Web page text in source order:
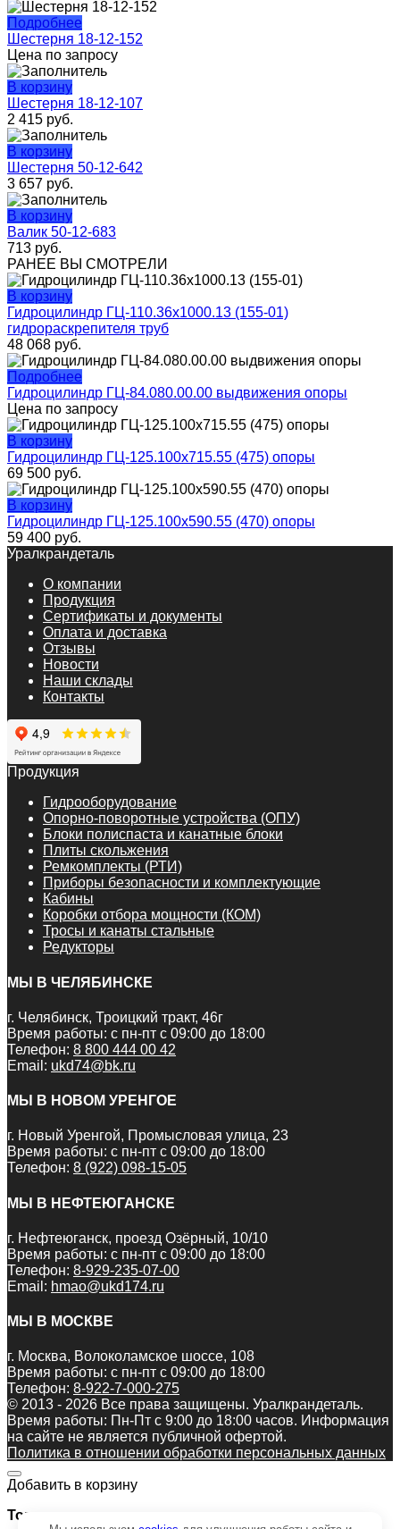
Подробнее
Шестерня 18-12-152
Цена по запросу
В корзину
Шестерня 18-12-107
2 415 руб.
В корзину
Шестерня 50-12-642
3 657 руб.
В корзину
Валик 50-12-683
713 руб.
РАНЕЕ ВЫ СМОТРЕЛИ
В корзину
Гидроцилиндр ГЦ-110.36х1000.13 (155-01)
гидрораскрепителя труб
48 068 руб.
Подробнее
Гидроцилиндр ГЦ-84.080.00.00 выдвижения опоры
Цена по запросу
В корзину
Гидроцилиндр ГЦ-125.100х715.55 (475) опоры
69 500 руб.
В корзину
Гидроцилиндр ГЦ-125.100х590.55 (470) опоры
59 400 руб.
Уралкрандеталь
О компании
Продукция
Сертификаты и документы
Оплата и доставка
Отзывы
Новости
Наши склады
Контакты
Продукция
Гидрооборудование
Опорно-поворотные устройства (ОПУ)
Блоки полиспаста и канатные блоки
Плиты скольжения
Ремкомплекты (РТИ)
Приборы безопасности и комплектующие
Кабины
Коробки отбора мощности (КОМ)
Тросы и канаты стальные
Редукторы
МЫ В ЧЕЛЯБИНСКЕ
г. Челябинск, Троицкий тракт, 46г
Время работы: с пн-пт с 09:00 до 18:00
Телефон: 8 800 444 00 42
Email: ukd74@bk.ru
МЫ В НОВОМ УРЕНГОЕ
г. Новый Уренгой, Промысловая улица, 23
Время работы: с пн-пт с 09:00 до 18:00
Телефон: 8 (922) 098-15-05
МЫ В НЕФТЕЮГАНСКЕ
г. Нефтеюганск, проезд Озёрный, 10/10
Время работы: с пн-пт с 09:00 до 18:00
Телефон: 8-929-235-07-00
Email: hmao@ukd174.ru
МЫ В МОСКВЕ
г. Москва, Волоколамское шоссе, 108
Время работы: с пн-пт с 09:00 до 18:00
Телефон: 8-922-7-000-275
© 2013 - 2026 Все права защищены. Уралкрандеталь.
Время работы: Пн-Пт c 9:00 до 18:00 часов. Информация
на сайте не является публичной офертой.
Политика в отношении обработки персональных данных
Добавить в корзину
Товар: